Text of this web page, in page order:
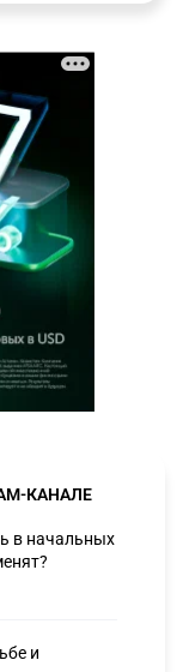
КАНАЛЕ
в начальных
и